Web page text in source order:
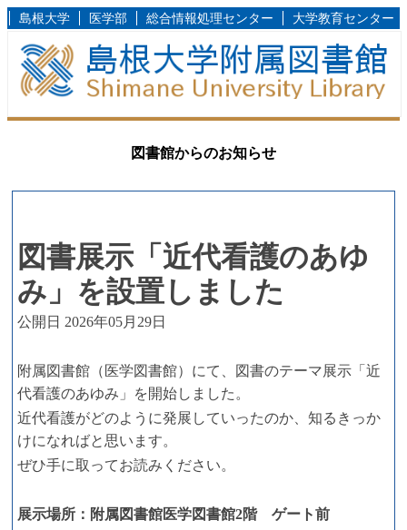
島根大学 医学部 総合情報処理センター 大学教育センター
図書館からのお知らせ
図書展示「近代看護のあゆ
み」を設置しました
公開日 2026年05月29日
附属図書館（医学図書館）にて、図書のテーマ展示「近
代看護のあゆみ」を開始しました。
近代看護がどのように発展していったのか、知るきっか
けになればと思います。
ぜひ手に取ってお読みください。
展示場所：附属図書館医学図書館2階 ゲート前